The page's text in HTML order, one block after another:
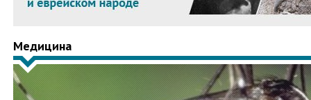
Медицина